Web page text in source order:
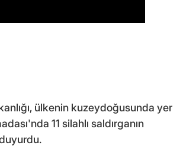
ülkenin kuzeydoğusunda yer
11 silahlı saldırganın